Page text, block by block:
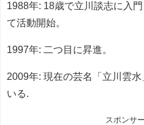
1988年: 18歳で立川談志に入
て活動開始。
1997年: 二つ目に昇進。
2009年: 現在の芸名「立川雲
いる.
スポンサ